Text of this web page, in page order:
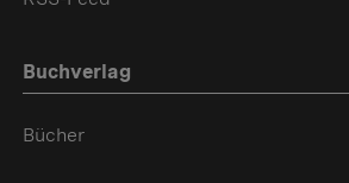
Buchverlag
Bücher